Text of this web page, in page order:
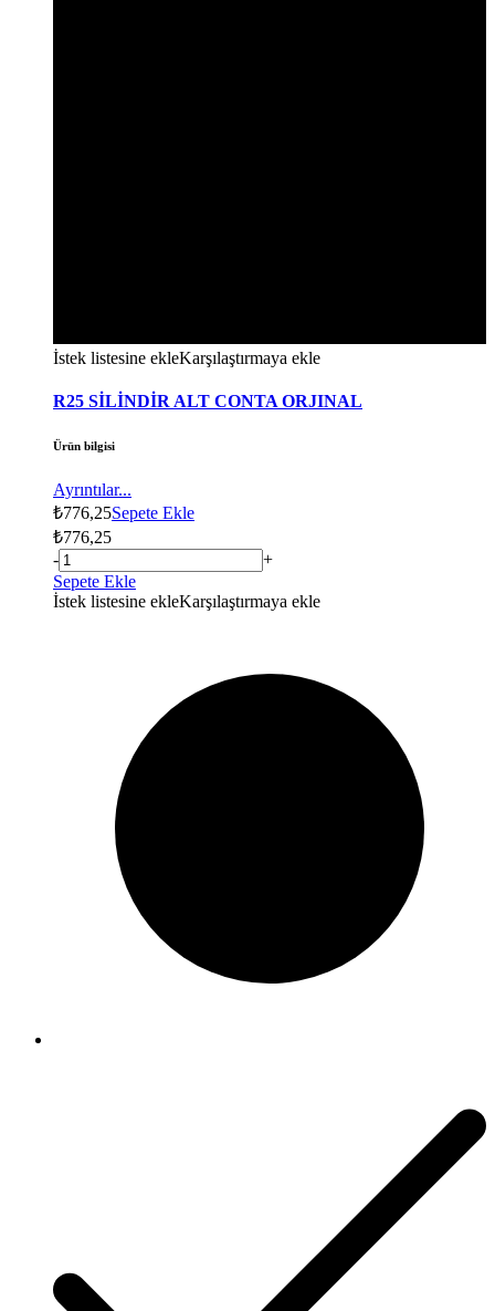
İstek listesine ekleKarşılaştırmaya ekle
R25 SİLİNDİR ALT CONTA ORJINAL
Ürün bilgisi
Ayrıntılar...
₺776,25Sepete Ekle
₺776,25
-
+
Sepete Ekle
İstek listesine ekleKarşılaştırmaya ekle